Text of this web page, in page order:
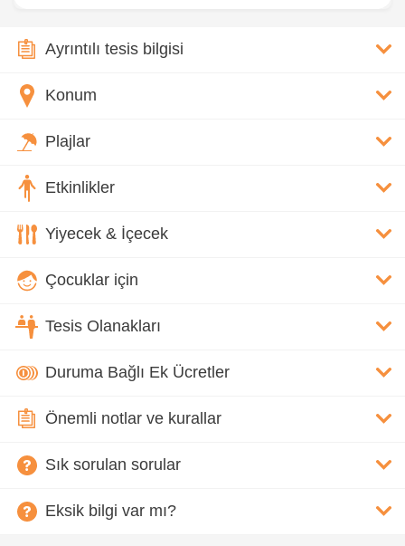
Ayrıntılı tesis bilgisi
Konum
Plajlar
Etkinlikler
Yiyecek & İçecek
Çocuklar için
Tesis Olanakları
Duruma Bağlı Ek Ücretler
Önemli notlar ve kurallar
Sık sorulan sorular
Eksik bilgi var mı?